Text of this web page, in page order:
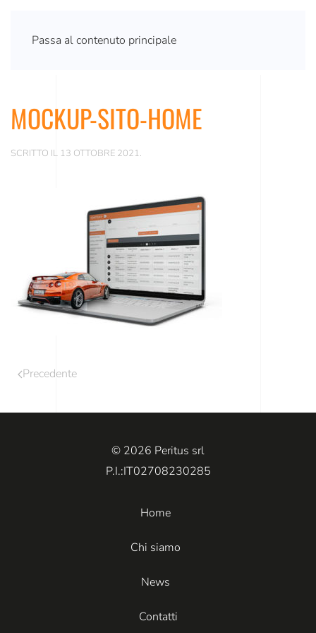
Passa al contenuto principale
MOCKUP-SITO-HOME
SCRITTO IL 13 OTTOBRE 2021.
Precedente
© 2026 Peritus srl
P.I.:IT02708230285
Home
Chi siamo
News
Contatti